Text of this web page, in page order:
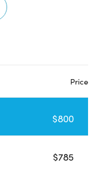
Price
$800
$785